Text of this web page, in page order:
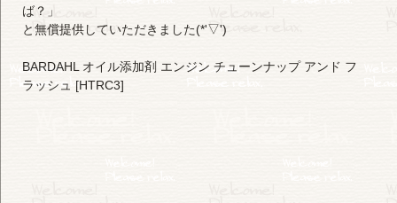
ば？」
と無償提供していただきました(*'▽')
BARDAHL オイル添加剤 エンジン チューンナップ アンド フ
ラッシュ [HTRC3]